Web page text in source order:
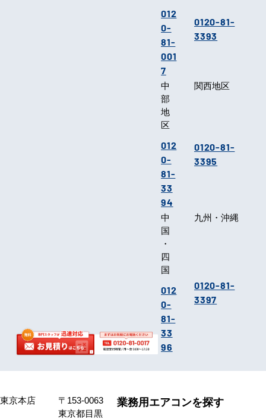
012
0-
81-
001
7
0120-81-
3393
中
部
地
区
012
0-
81-
33
94
関西地区
0120-81-
3395
中
国
・
四
国
012
0-
81-
33
96
九州・沖縄
0120-81-
3397
東京本店
〒153-0063
東京都目黒
業務用エアコンを探す